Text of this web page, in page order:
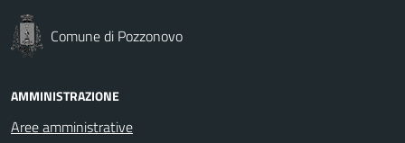
Comune di Pozzonovo
AMMINISTRAZIONE
Aree amministrative